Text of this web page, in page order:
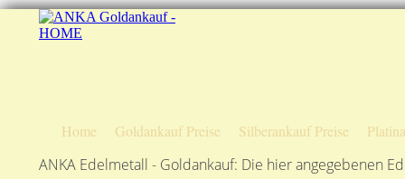
Home Goldankauf Preise Silberankauf Preise
ANKA Edelmetall - Goldankauf: Die hier angegebenen